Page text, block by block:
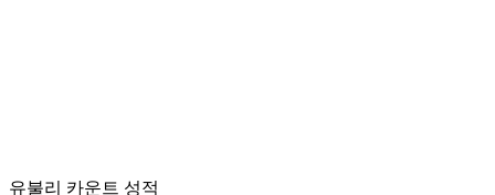
유불리 카운트 성적